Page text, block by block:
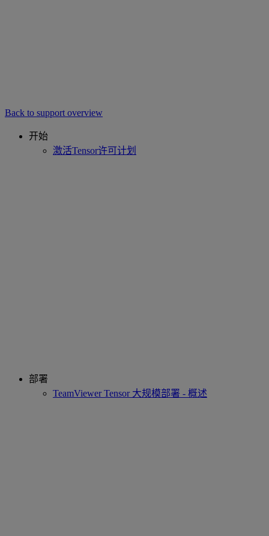
Back to support overview
开始
激活Tensor许可计划
部署
TeamViewer Tensor 大规模部署 - 概述